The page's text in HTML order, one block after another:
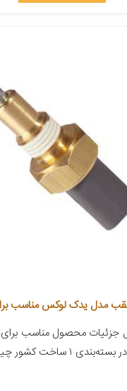
مدل یدک لوکس مناسب برای